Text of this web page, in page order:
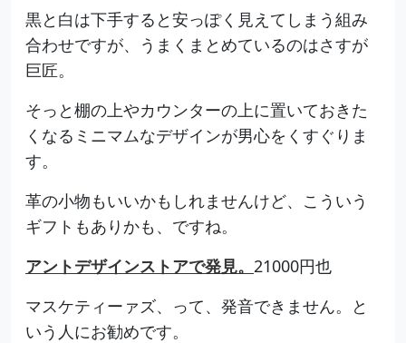
黒と白は下手すると安っぽく見えてしまう組み
合わせですが、うまくまとめているのはさすが
巨匠。
そっと棚の上やカウンターの上に置いておきた
くなるミニマムなデザインが男心をくすぐりま
す。
革の小物もいいかもしれませんけど、こういう
ギフトもありかも、ですね。
アントデザインストアで発見。 21000円也
マスケティーァズ、って、発音できません。と
いう人にお勧めです。